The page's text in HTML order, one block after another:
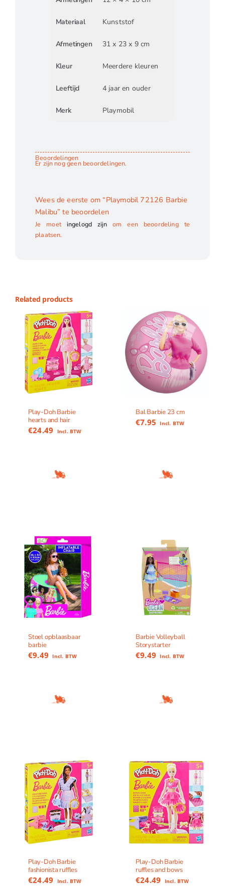
Materiaal Kunststof
Afmetingen 31 x 23 x 9 cm
Kleur Meerdere kleuren
Leeftijd 4 jaar en ouder
Merk Playmobil
Beoordelingen
Er zijn nog geen beoordelingen.
Wees de eerste om “Playmobil 72126 Barbie
Malibu” te beoordelen
Je moet ingelogd zijn om een beoordeling te
plaatsen.
Related products
Play-Doh Barbie
hearts and hair
€24.49 Incl. BTW
Bal Barbie 23 cm
€7.95 Incl. BTW
Stoel opblaasbaar
barbie
€9.49 Incl. BTW
Barbie Volleyball
Storystarter
€9.49 Incl. BTW
Play-Doh Barbie
fashionista ruffles
€24.49 Incl. BTW
Play-Doh Barbie
ruffles and bows
€24.49 Incl. BTW